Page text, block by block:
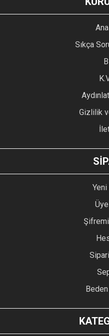
Ürün resmi kalitesiz,
Ürün açıklamasında
Ürün bilgilerinde hatalar
Ürün fiyatı diğer
Sıkça
Gizlilik